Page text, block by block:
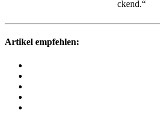
ckend.“
Artikel empfehlen: